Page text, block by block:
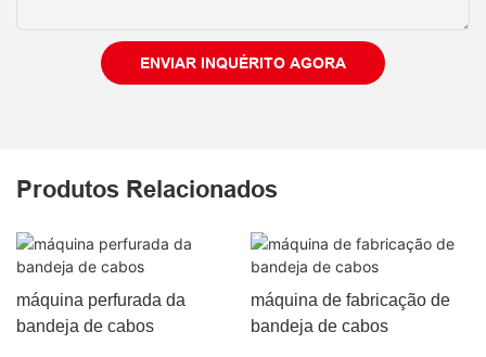
ENVIAR INQUÉRITO AGORA
Produtos Relacionados
máquina perfurada da
bandeja de cabos
máquina de fabricação de
bandeja de cabos